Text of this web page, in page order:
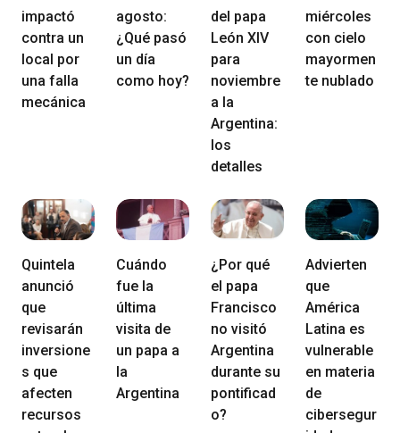
impactó
contra un
local por
una falla
mecánica
agosto:
¿Qué pasó
un día
como hoy?
del papa
León XIV
para
noviembre
a la
Argentina:
los
detalles
miércoles
con cielo
mayormen
te nublado
Quintela
anunció
que
revisarán
inversione
s que
afecten
recursos
Cuándo
fue la
última
visita de
un papa a
la
Argentina
¿Por qué
el papa
Francisco
no visitó
Argentina
durante su
pontificad
o?
Advierten
que
América
Latina es
vulnerable
en materia
de
cibersegur